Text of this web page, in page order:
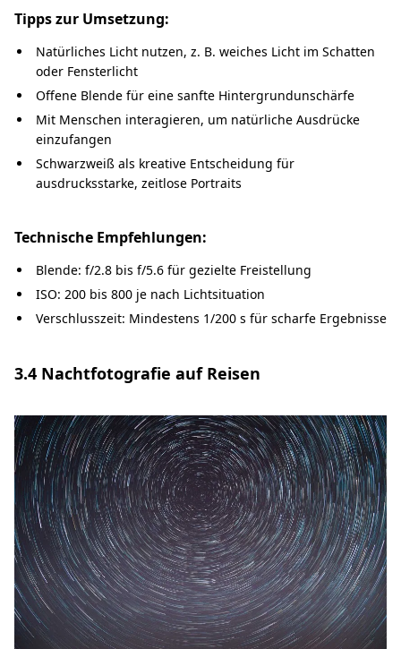
Tipps zur Umsetzung:
Natürliches Licht nutzen, z. B. weiches Licht im Schatten
oder Fensterlicht
Offene Blende für eine sanfte Hintergrundunschärfe
Mit Menschen interagieren, um natürliche Ausdrücke
einzufangen
Schwarzweiß als kreative Entscheidung für
ausdrucksstarke, zeitlose Portraits
Technische Empfehlungen:
Blende: f/2.8 bis f/5.6 für gezielte Freistellung
ISO: 200 bis 800 je nach Lichtsituation
Verschlusszeit: Mindestens 1/200 s für scharfe Ergebnisse
3.4 Nachtfotografie auf Reisen